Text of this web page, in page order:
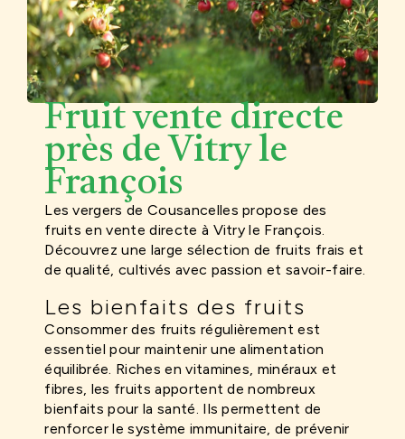
Fruit vente directe
près de Vitry le
François
Les vergers de Cousancelles propose des
fruits en vente directe à Vitry le François.
Découvrez une large sélection de fruits frais et
de qualité, cultivés avec passion et savoir-faire.
Les bienfaits des fruits
Consommer des fruits régulièrement est
essentiel pour maintenir une alimentation
équilibrée. Riches en vitamines, minéraux et
fibres, les fruits apportent de nombreux
bienfaits pour la santé. Ils permettent de
renforcer le système immunitaire, de prévenir